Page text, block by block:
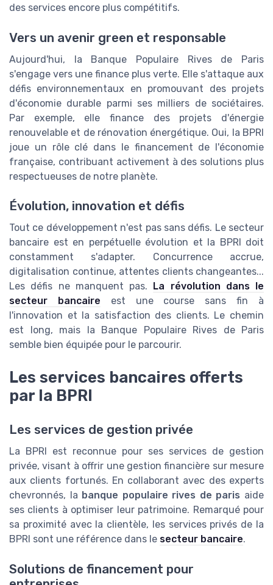
des services encore plus compétitifs.
Vers un avenir green et responsable
Aujourd'hui, la Banque Populaire Rives de Paris
s'engage vers une finance plus verte. Elle s'attaque aux
défis environnementaux en promouvant des projets
d'économie durable parmi ses milliers de sociétaires.
Par exemple, elle finance des projets d'énergie
renouvelable et de rénovation énergétique. Oui, la BPRI
joue un rôle clé dans le financement de l'économie
française, contribuant activement à des solutions plus
respectueuses de notre planète.
Évolution, innovation et défis
Tout ce développement n'est pas sans défis. Le secteur
bancaire est en perpétuelle évolution et la BPRI doit
constamment s'adapter. Concurrence accrue,
digitalisation continue, attentes clients changeantes...
Les défis ne manquent pas. La révolution dans le
secteur bancaire est une course sans fin à
l'innovation et la satisfaction des clients. Le chemin
est long, mais la Banque Populaire Rives de Paris
semble bien équipée pour le parcourir.
Les services bancaires offerts
par la BPRI
Les services de gestion privée
La BPRI est reconnue pour ses services de gestion
privée, visant à offrir une gestion financière sur mesure
aux clients fortunés. En collaborant avec des experts
chevronnés, la banque populaire rives de paris aide
ses clients à optimiser leur patrimoine. Remarqué pour
sa proximité avec la clientèle, les services privés de la
BPRI sont une référence dans le secteur bancaire.
Solutions de financement pour